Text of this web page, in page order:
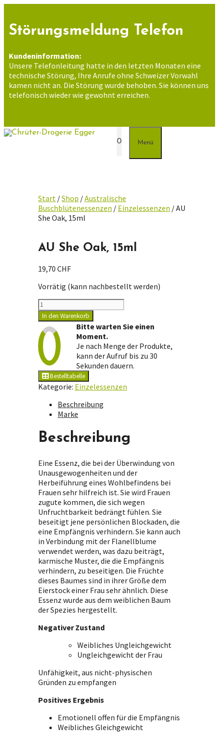
springen
Störungsmeldung Telefon
Kundeninformation:
Unsere Telefonleitung hatte in den letzten Monaten eine
technische Störung, Ihre Anrufe ohne Schweizer Vorwahl
kamen nicht an. Die Störung wurde behoben. Sie können uns
telefonisch wieder wie gewohnt erreichen.
0 Menü
Start /Shop /Australische
Buschblütenessenzen / Einzelessenzen / AU
She Oak, 15ml
AU She Oak, 15ml
19,70 CHF
Vorrätig (kann nachbestellt werden)
AU
She
Oak,
15ml
Menge
In den Warenkorb
Bitte warten Sie einen
Moment.
Je nach Menge der Produkte,
kann der Aufruf bis zu 30
Sekunden dauern.
Bestelltabelle
Kategorie: Einzelessenzen
Beschreibung
Marke
Beschreibung
Eine Essenz, die bei der Überwindung von
Unausgewogenheiten und der
Herbeiführung eines Wohlbefindens bei
Frauen sehr hilfreich ist. Sie wird Frauen
zugute kommen, die sich wegen
Unfruchtbarkeit bedrängt fühlen. Sie
beseitigt jene persönlichen Blockaden, die
eine Empfängnis verhindern. Sie kann auch
in Verbindung mit der Flanellblume
verwendet werden, was dazu beiträgt,
karmische Muster, die die Empfängnis
verhindern, zu beseitigen. Die Früchte
dieses Baumes sind in ihrer Größe dem
Eierstock einer Frau sehr ähnlich. Diese
Essenz wurde aus dem weiblichen Baum
der Spezies hergestellt.
Negativer Zustand
Weibliches Ungleichgewicht
Ungleichgewicht der Frau
Unfähigkeit, aus nicht-physischen
Gründen zu empfangen
Positives Ergebnis
Emotionell offen für die Empfängnis
Weibliches Gleichgewicht